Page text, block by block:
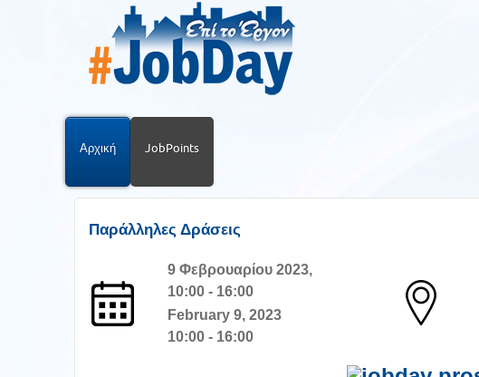
Αρχική JobPoints
Παράλληλες Δράσεις
9 Φεβρουαρίου 2023,
10:00 - 16:00
February 9, 2023
10:00 - 16:00